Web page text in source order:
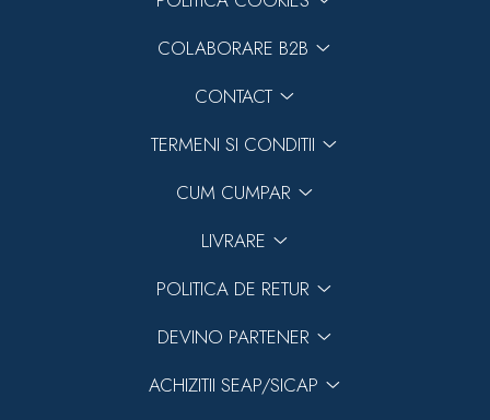
COLABORARE B2B
CONTACT
TERMENI SI CONDITII
CUM CUMPAR
LIVRARE
POLITICA DE RETUR
DEVINO PARTENER
ACHIZITII SEAP/SICAP